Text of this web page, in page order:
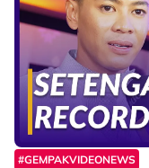
#GEMPAKVIDEONEWS